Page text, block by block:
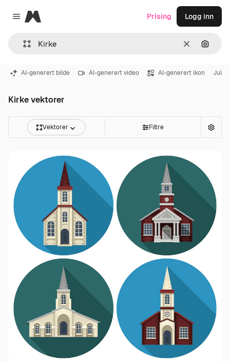
Close menu
Magnific
Slett Søk
Prising Logg inn
AI-generert bilde AI-generert video AI-generert ikon Jul
Kirke vektorer
Vektorer Filtre